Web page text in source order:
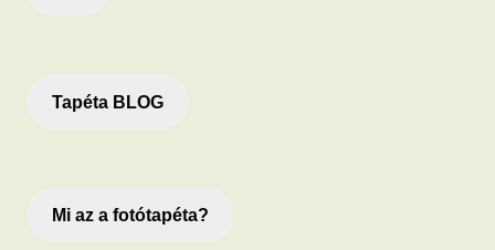
Tapéta BLOG
Mi az a fotótapéta?